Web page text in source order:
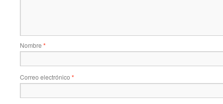
Nombre *
Correo electrónico *